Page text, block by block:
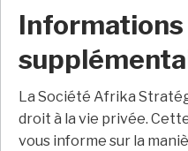
Informations
La Société Afrika
droit à la vie privée.
vous informe sur la